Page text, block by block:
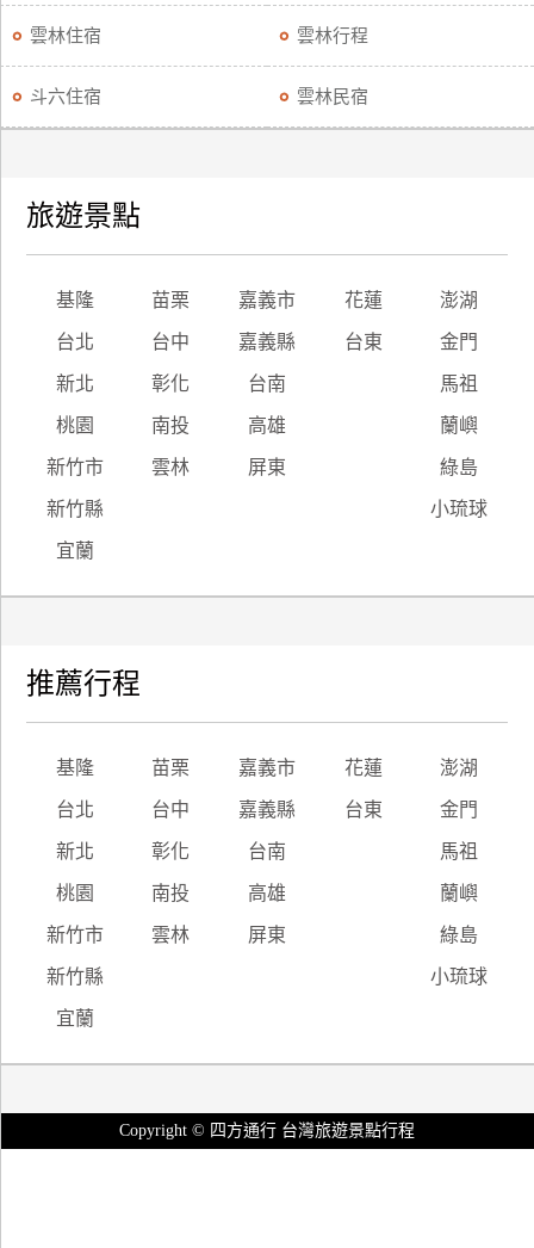
雲林住宿 雲林行程
斗六住宿 雲林民宿
旅遊景點
基隆 苗栗 嘉義市 花蓮 澎湖
台北 台中 嘉義縣 台東 金門
新北 彰化 台南 馬祖
桃園 南投 高雄 蘭嶼
新竹市 雲林 屏東 綠島
新竹縣 小琉球
宜蘭
推薦行程
基隆 苗栗 嘉義市 花蓮 澎湖
台北 台中 嘉義縣 台東 金門
新北 彰化 台南 馬祖
桃園 南投 高雄 蘭嶼
新竹市 雲林 屏東 綠島
新竹縣 小琉球
宜蘭
Copyright © 四方通行 台灣旅遊景點行程